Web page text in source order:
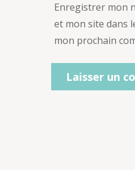
Enregistrer mon
et mon site dans
mon prochain